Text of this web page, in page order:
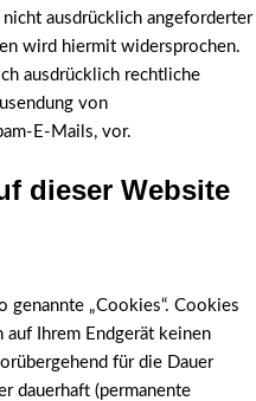
ausdrücklich angeforderter
wird hiermit widersprochen.
ausdrücklich rechtliche
von
E-Mails, vor.
dieser Website
„Cookies“. Cookies
Ihrem Endgerät keinen
für die Dauer
dauerhaft (permanente